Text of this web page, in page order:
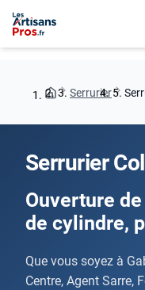
Serrurier
Serrurier
Ouverture
de cylindre,
Que vous soyez à
Centre, Agent Sarre,